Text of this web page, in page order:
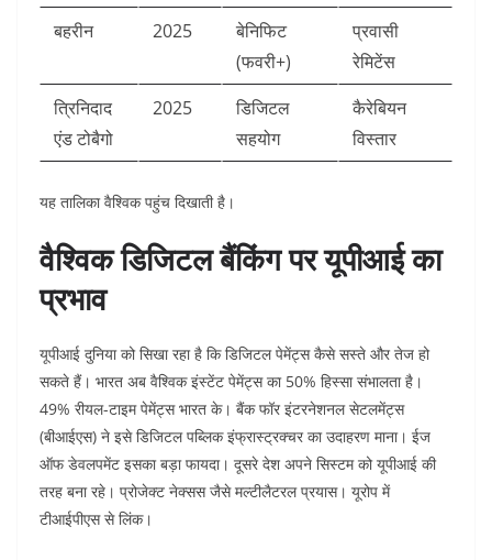
बहरीन
2025
बेनिफिट
(फवरी+)
प्रवासी
रेमिटेंस ​
त्रिनिदाद
एंड टोबैगो
2025
डिजिटल
सहयोग
कैरेबियन
विस्तार ​
यह तालिका वैश्विक पहुंच दिखाती है।​
वैश्विक डिजिटल बैंकिंग पर यूपीआई का
प्रभाव
यूपीआई दुनिया को सिखा रहा है कि डिजिटल पेमेंट्स कैसे सस्ते और तेज हो
सकते हैं। भारत अब वैश्विक इंस्टेंट पेमेंट्स का 50% हिस्सा संभालता है।
49% रीयल-टाइम पेमेंट्स भारत के। बैंक फॉर इंटरनेशनल सेटलमेंट्स
(बीआईएस) ने इसे डिजिटल पब्लिक इंफ्रास्ट्रक्चर का उदाहरण माना। ईज
ऑफ डेवलपमेंट इसका बड़ा फायदा। दूसरे देश अपने सिस्टम को यूपीआई की
तरह बना रहे। प्रोजेक्ट नेक्सस जैसे मल्टीलैटरल प्रयास। यूरोप में
टीआईपीएस से लिंक।​